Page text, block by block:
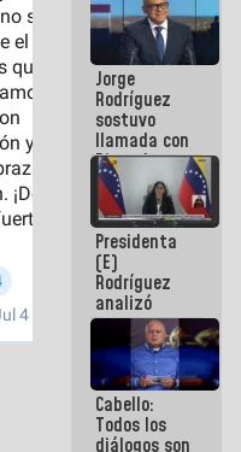
"Héroe de
Venezuela"
a servidores
públicos
Jorge
Rodríguez
sostuvo
llamada con
Dinorah
Figuera y
acuerdan
primer
encuentro
presencial
para el
diálogo
Presidenta
(E)
Rodríguez
analizó
junto a
gobernadores
planes de
recuperación
del Sistema
Eléctrico
Cabello:
Todos los
diálogos son